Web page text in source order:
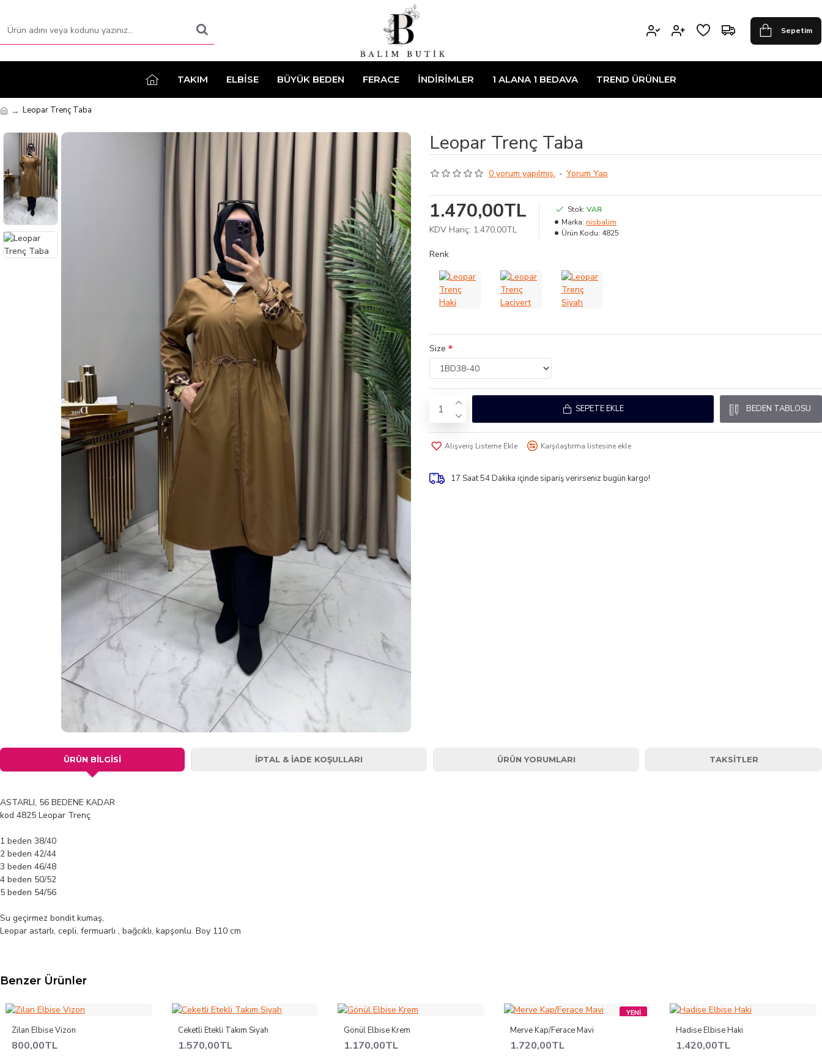
Sepetim
TAKIM ELBİSE BÜYÜK BEDEN FERACE İNDİRİMLER 1 ALANA 1 BEDAVA TREND ÜRÜNLER
Leopar Trenç Taba
Leopar Trenç Taba
0 yorum yapılmış. - Yorum Yap
1.470,00TL
KDV Hariç: 1.470,00TL
Stok: VAR
Marka: nisbalim
Ürün Kodu: 4825
Renk
Size
SEPETE EKLE BEDEN TABLOSU
Alışveriş Listeme Ekle Karşılaştırma listesine ekle
17 Saat 54 Dakika içinde sipariş verirseniz bugün kargo!
ÜRÜN BILGISI İPTAL & İADE KOŞULLARI ÜRÜN YORUMLARI TAKSITLER
ASTARLI, 56 BEDENE KADAR
kod 4825 Leopar Trenç
1 beden 38/40
2 beden 42/44
3 beden 46/48
4 beden 50/52
5 beden 54/56
Su geçirmez bondit kumaş,
Leopar astarlı, cepli, fermuarlı , bağcıklı, kapşonlu. Boy 110 cm
Benzer Ürünler
Zilan Elbise Vizon
800,00TL
Ceketli Etekli Takım Siyah
1.570,00TL
Gönül Elbise Krem
1.170,00TL
YENI
Merve Kap/Ferace Mavi
1.720,00TL
Hadise Elbise Haki
1.420,00TL